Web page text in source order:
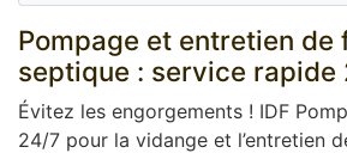
Pompage et entretien de
septique : service rapide
Évitez les engorgements ! IDF
24/7 pour la vidange et l’entretien